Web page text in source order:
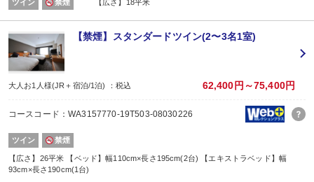
ツイン 禁煙 【広さ】18平米
【禁煙】スタンダードツイン(2〜3名1室)
大人お1人様(JR＋宿泊/1泊) ：税込 62,400円～75,400円
コースコード：WA3157770-19T503-08030226
ツイン 禁煙
【広さ】26平米 【ベッド】幅110cm×長さ195cm(2台) 【エキストラベッド】幅
93cm×長さ190cm(1台)